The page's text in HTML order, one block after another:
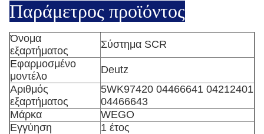
Παράμετρος προϊόντος
Όνομα
εξαρτήματος
Σύστημα SCR
Εφαρμοσμένο
μοντέλο
Deutz
Αριθμός
εξαρτήματος
5WK97420 04466641 04212401
04466643
Μάρκα
WEGO
Εγγύηση
1 έτος